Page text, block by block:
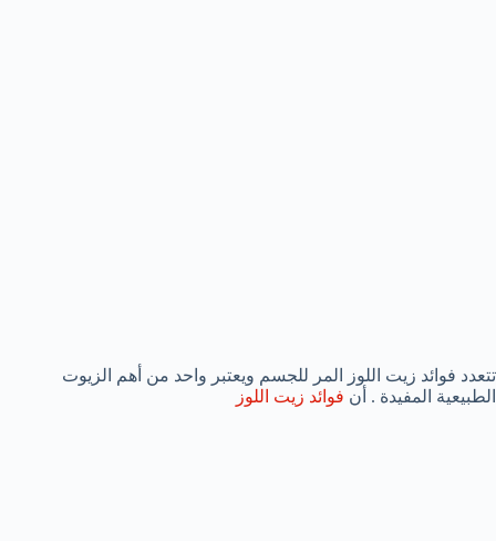
تتعدد فوائد زيت اللوز المر للجسم ويعتبر واحد من أهم الزيوت
الطبيعية المفيدة . أن فوائد زيت اللوز